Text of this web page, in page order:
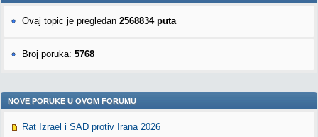
Ovaj topic je pregledan 2568834 puta
Broj poruka: 5768
NOVE PORUKE U OVOM FORUMU
Rat Izrael i SAD protiv Irana 2026